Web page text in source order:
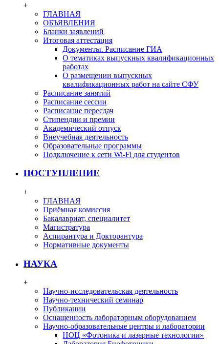
+
ГЛАВНАЯ
ОБЪЯВЛЕНИЯ
Бланки заявлений
Итоговая аттестация
Документы. Расписание ГИА
О тематиках выпускных квалификационных
работах
О размещении выпускных
квалификационных работ на сайте СФУ
Расписание занятий
Расписание сессии
Расписание пересдач
Стипендии и премии
Академический отпуск
Внеучебная деятельность
Образовательные программы
Подключение к сети Wi-Fi для студентов
ПОСТУПЛЕНИЕ
+
ГЛАВНАЯ
Приёмная комиссия
Бакалавриат, специалитет
Магистратура
Аспирантура и Докторантура
Нормативные документы
НАУКА
+
Научно-исследовательская деятельность
Научно-технический семинар
Публикации
Оснащенность лабораторным оборудованием
Научно-образовательные центры и лаборатории
НОЦ «Фотоника и лазерные технологии»